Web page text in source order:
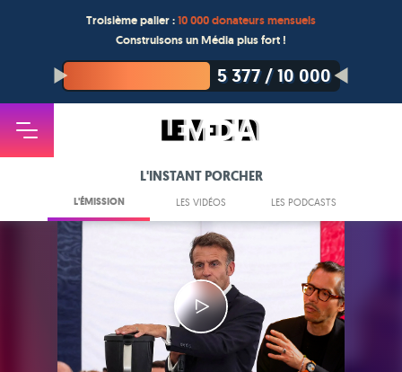
Troisième palier :10 000 donateurs mensuels
Construisons un Média plus fort !
5 377/10 000
L'INSTANT PORCHER
L'ÉMISSION LES VIDÉOS LES PODCASTS